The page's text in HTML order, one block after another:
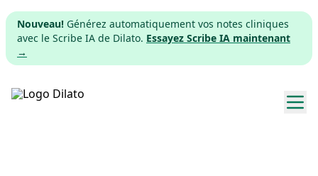
Nouveau! Générez automatiquement vos notes cliniques
avec le Scribe IA de Dilato. Essayez Scribe IA maintenant
→